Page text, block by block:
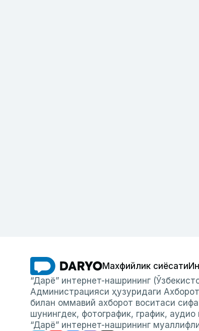
Махфийлик сиёсати
“Дарё” интернет-нашрининг
Администрацияси ҳузуридаги
билан оммавий ахборот воситаси
шунингдек, фотографик, график,
“Дарё” интернет-нашрининг